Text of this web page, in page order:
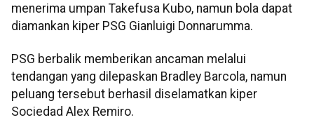
menerima umpan Takefusa Kubo, namun bola dapat
diamankan kiper PSG Gianluigi Donnarumma.
PSG berbalik memberikan ancaman melalui
tendangan yang dilepaskan Bradley Barcola, namun
peluang tersebut berhasil diselamatkan kiper
Sociedad Alex Remiro.